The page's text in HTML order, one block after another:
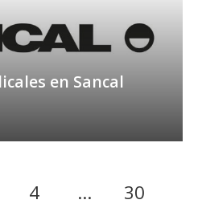
en Sancal
4 … 30